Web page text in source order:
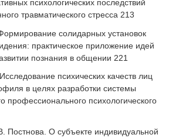
психологических последствий
травматического стресса 213
солидарных установок
практическое приложение идей
познания в общении 221
психических качеств лиц
в целях разработки системы
профессионального психологического
Постнова. О субъекте индивидуальной